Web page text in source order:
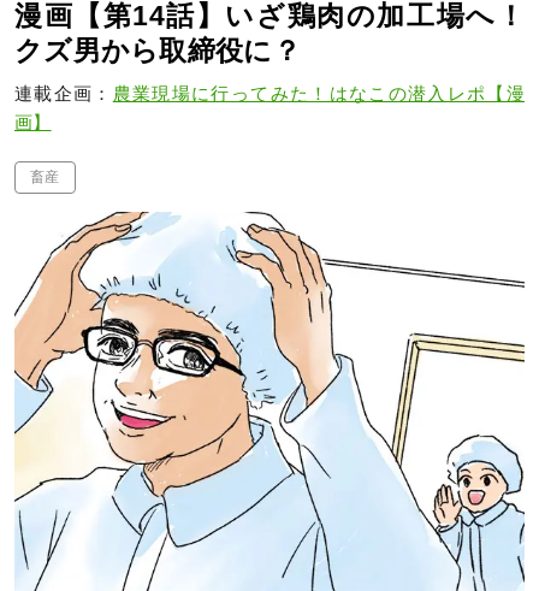
漫画【第14話】いざ鶏肉の加工場へ！
クズ男から取締役に？
連載企画： 農業現場に行ってみた！はなこの潜入レポ【漫
画】
畜産